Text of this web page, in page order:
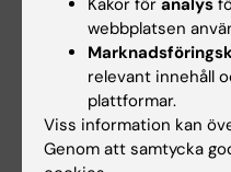
ARTICLE:EUROPEAN
2014;35(13):861-867
Short-term effects
hospital cardiac
Raza A; Bellander T;
M; Hollenberg J;
Kakor för analys
webbplatsen
relevant innehåll
plattformar.
Viss information kan
Genom att samtycka